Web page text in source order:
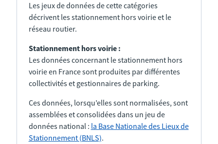
Les jeux de données de cette catégories
décrivent les stationnement hors voirie et le
réseau routier.
Stationnement hors voirie :
Les données concernant le stationnement hors
voirie en France sont produites par différentes
collectivités et gestionnaires de parking.
Ces données, lorsqu’elles sont normalisées, sont
assemblées et consolidées dans un jeu de
données national : la Base Nationale des Lieux de
Stationnement (BNLS).